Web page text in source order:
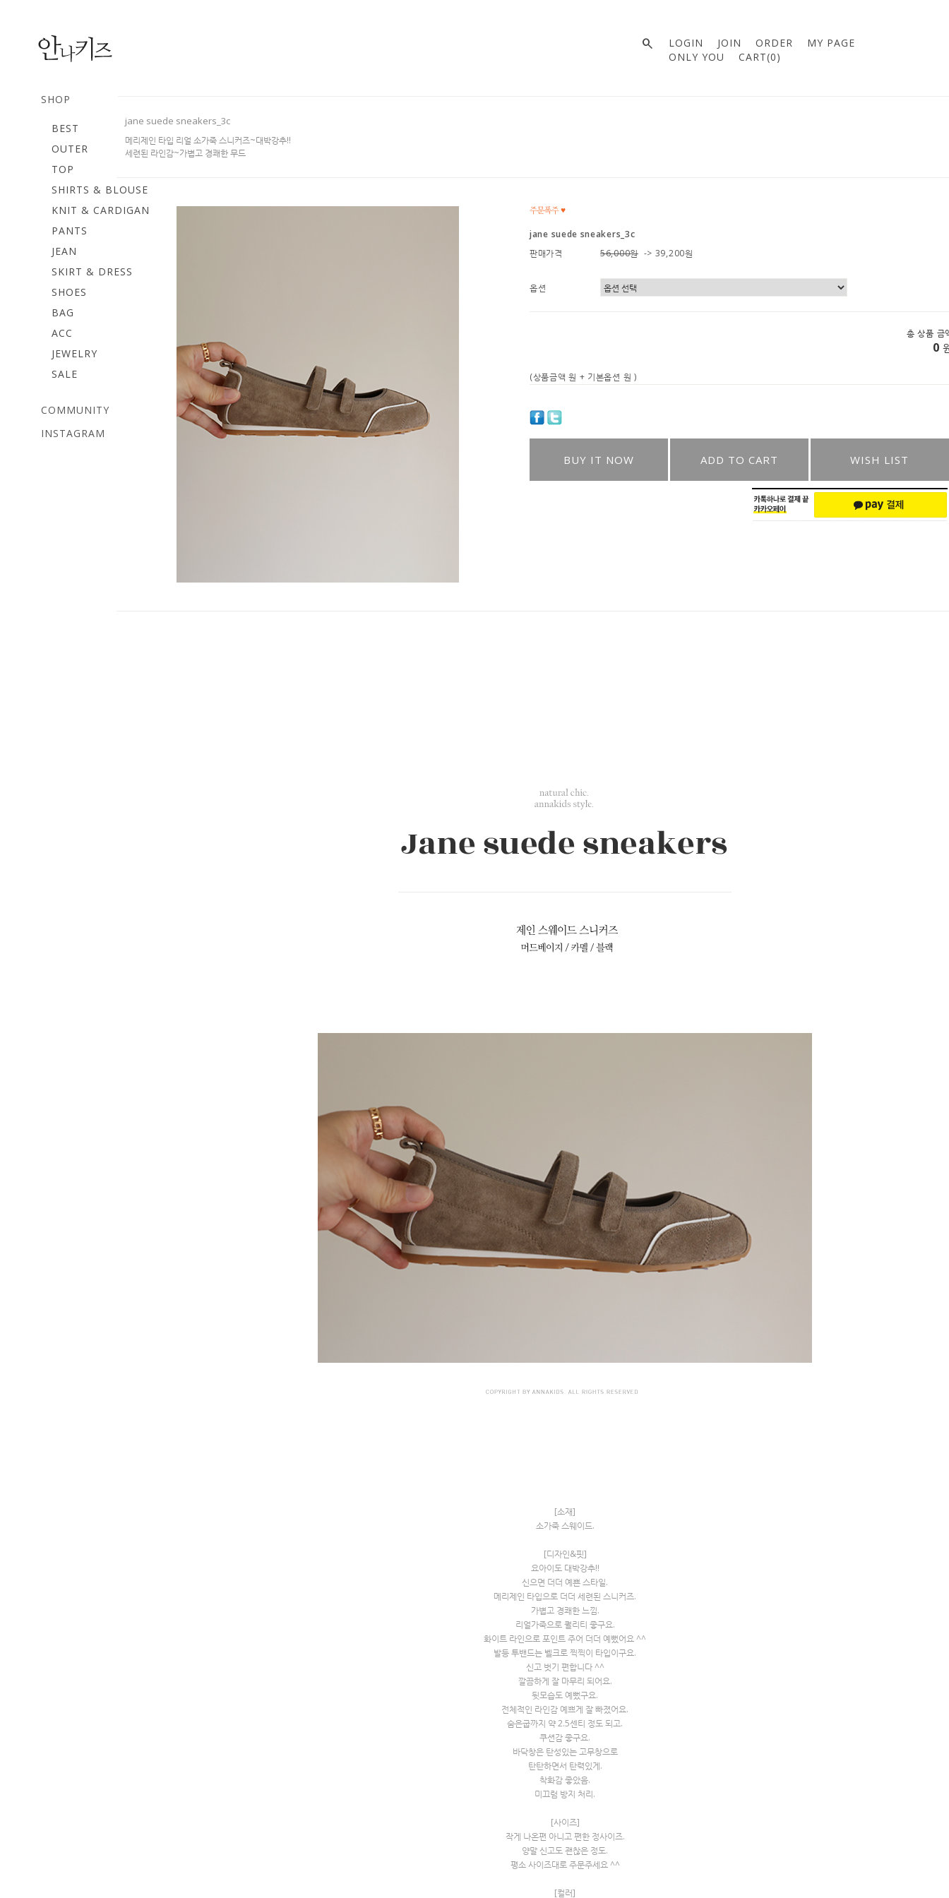
SHOP
BEST
OUTER
TOP
SHIRTS & BLOUSE
KNIT & CARDIGAN
PANTS
JEAN
SKIRT & DRESS
SHOES
BAG
ACC
JEWELRY
SALE
COMMUNITY
INSTAGRAM
 LOGIN JOIN ORDER
MY PAGE
ONLY YOU
CART(0)
jane suede sneakers_3c
메리제인 타입 리얼 소가죽 스니커즈~대박강추!!
세련된 라인감~가볍고 경쾌한 무드
jane suede sneakers_3c
판매가격
56,000원 -> 39,200원
옵션
총 상품 금
0
(상품금액원 + 기본옵션 원 )
BUY IT NOW ADD TO CART WISH LIST
[소재]
소가죽 스웨이드.
[디자인&핏]
요아이도 대박강추!!
신으면 더더 예쁜 스타일.
메리제인 타입으로 더더 세련된 스니커즈.
가볍고 경쾌한 느낌.
리얼가죽으로 퀄리티 좋구요.
화이트 라인으로 포인트 주어 더더 예뻤어요 ^^
발등 투밴드는 벨크로 찍찍이 타입이구요.
신고 벗기 편합니다 ^^
깔끔하게 잘 마무리 되어요.
뒷모습도 예뻤구요.
전체적인 라인감 예쁘게 잘 빠졌어요.
숨은굽까지 약 2.5센티 정도 되고.
쿠션감 좋구요.
바닥창은 탄성있는 고무창으로
탄탄하면서 탄력있게.
착화감 좋았음.
미끄럼 방지 처리.
[사이즈]
작게 나온편 아니고 편한 정사이즈.
양말 신고도 괜찮은 정도.
평소 사이즈대로 주문주세요 ^^
[컬러]